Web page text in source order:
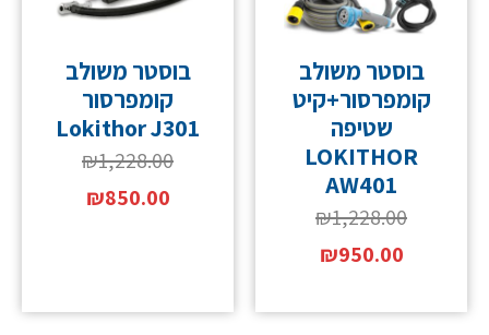
בוסטר משולב
קומפרסור+קיט
שטיפה
LOKITHOR
AW401
₪1,228.00
₪950.00
בוסטר משולב
קומפרסור
Lokithor J301
₪1,228.00
₪850.00